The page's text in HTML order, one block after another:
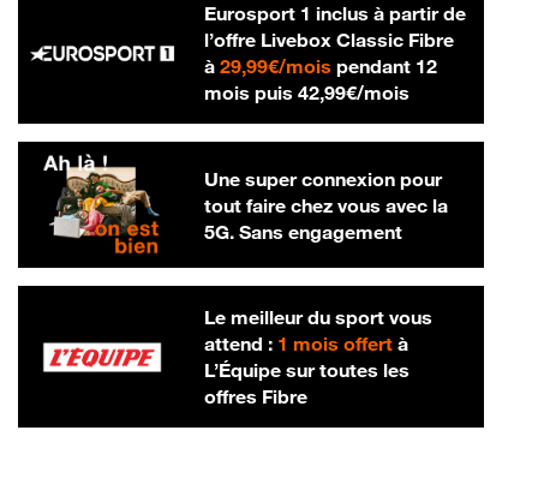
Eurosport 1 inclus à partir de
l’offre Livebox Classic Fibre
à 29,99€/mois29,99 € par mois
pendant 12
mois puis 42,99€/mois42,99 € par
Une super connexion pour
tout faire chez vous avec la
5G. Sans engagement
Le meilleur du sport vous
attend : 1 mois offertà
L’Équipe sur toutes les
offres Fibre